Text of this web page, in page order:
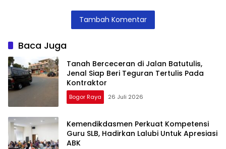
Kemenangan
Pileg dan
Piwalkot
Pembangunan
Dihentikan
Ketahanan
Tambah Komentar
Baca Juga
Tanah Berceceran di Jalan Batutulis,
Jenal Siap Beri Teguran Tertulis Pada
Kontraktor
Bogor Raya 26 Juli 2026
Kemendikdasmen Perkuat Kompetensi
Guru SLB, Hadirkan Lalubi Untuk Apresiasi
ABK